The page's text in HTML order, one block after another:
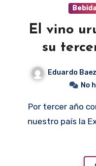
El vino
su
Eduardo
No
Por tercer año consecutivo se realizará en
nuestro país la